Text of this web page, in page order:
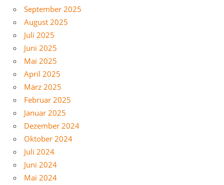
September 2025
August 2025
Juli 2025
Juni 2025
Mai 2025
April 2025
März 2025
Februar 2025
Januar 2025
Dezember 2024
Oktober 2024
Juli 2024
Juni 2024
Mai 2024